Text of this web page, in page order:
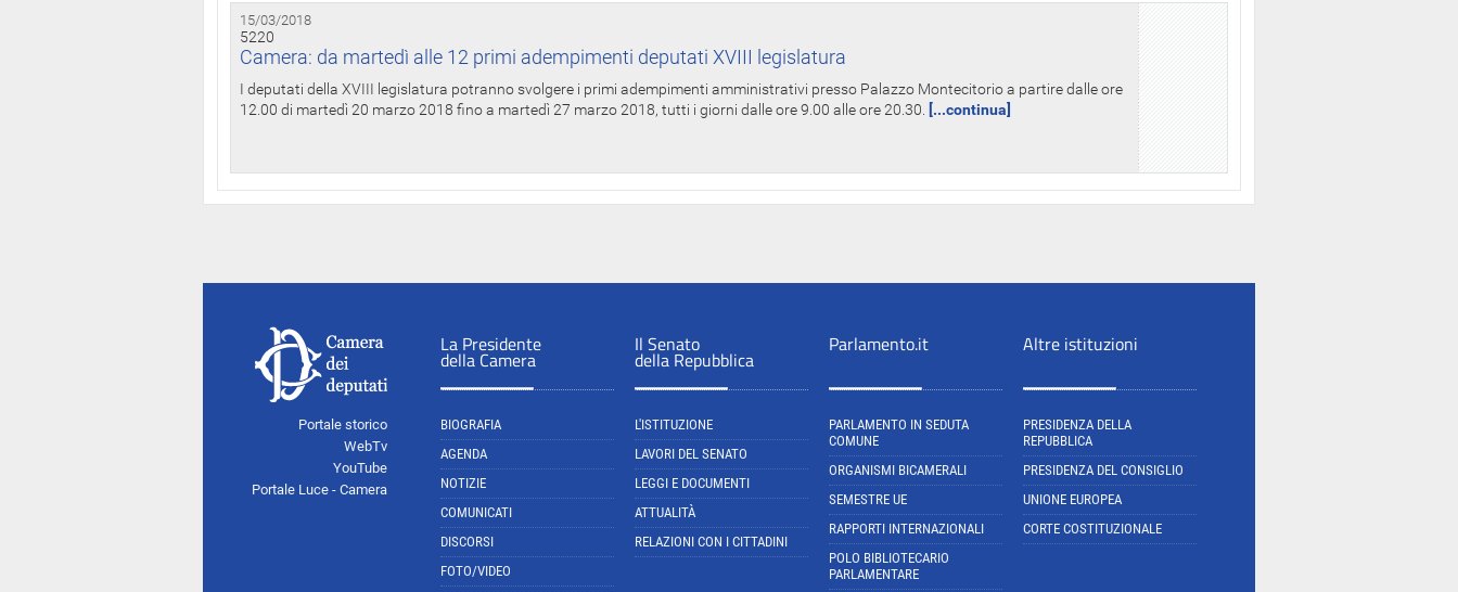
15/03/2018
5220
Camera: da martedì alle 12 primi adempimenti deputati XVIII legislatura
I deputati della XVIII legislatura potranno svolgere i primi adempimenti amministrativi presso Palazzo Montecitorio a partire dalle ore
12.00 di martedì 20 marzo 2018 fino a martedì 27 marzo 2018, tutti i giorni dalle ore 9.00 alle ore 20.30.
[...continua]
Portale storico
WebTv
YouTube
Portale Luce - Camera
La Presidente
della Camera
BIOGRAFIA
AGENDA
NOTIZIE
COMUNICATI
DISCORSI
FOTO/VIDEO
Il Senato
della Repubblica
L'ISTITUZIONE
LAVORI DEL SENATO
LEGGI E DOCUMENTI
ATTUALITÀ
RELAZIONI CON I CITTADINI
Parlamento.it
PARLAMENTO IN SEDUTA
COMUNE
ORGANISMI BICAMERALI
SEMESTRE UE
RAPPORTI INTERNAZIONALI
POLO BIBLIOTECARIO
PARLAMENTARE
Altre istituzioni
PRESIDENZA DELLA
REPUBBLICA
PRESIDENZA DEL CONSIGLIO
UNIONE EUROPEA
CORTE COSTITUZIONALE